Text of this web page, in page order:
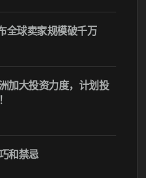
全球卖家规模破千万
加大投资力度，计划投
和禁忌